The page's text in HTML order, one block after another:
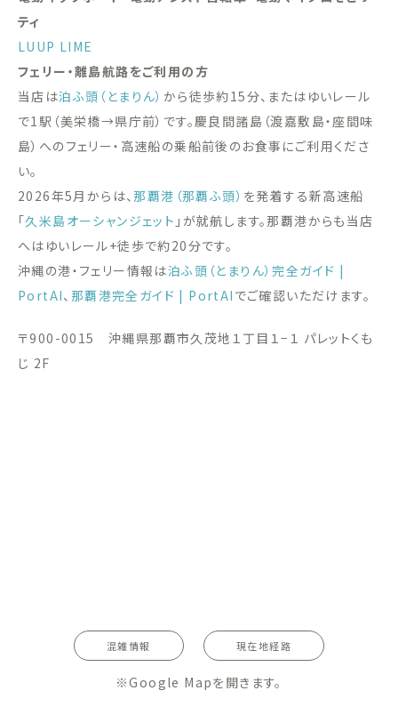
ティ
LUUP LIME
フェリー・離島航路をご利用の方
当店は泊ふ頭（とまりん） から徒歩約15分、またはゆいレール
で1駅（美栄橋→県庁前）です。慶良間諸島（渡嘉敷島・座間味
島）へのフェリー・高速船の乗船前後のお食事にご利用くださ
い。
2026年5月からは、那覇港（那覇ふ頭） を発着する新高速船
「久米島オーシャンジェット 」が就航します。那覇港からも当店
へはゆいレール+徒歩で約20分です。
沖縄の港・フェリー情報は泊ふ頭（とまりん）完全ガイド |
PortAI、 那覇港完全ガイド | PortAI でご確認いただけます。
〒900-0015 沖縄県那覇市久茂地１丁目１−１ パレットくも
じ 2F
混雑情報 現在地経路
※Google Mapを開きます。